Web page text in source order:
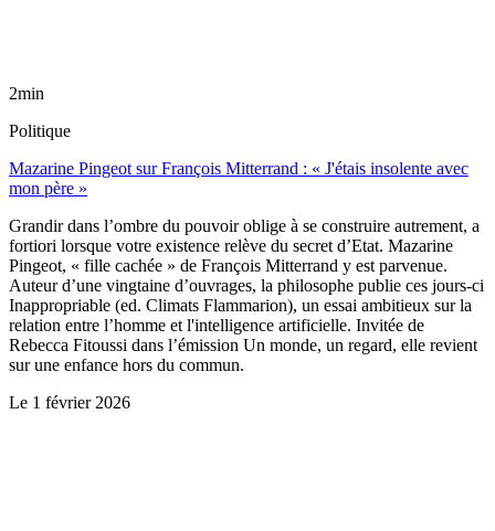
2min
Politique
Mazarine Pingeot sur François Mitterrand : « J'étais insolente avec
mon père »
Grandir dans l’ombre du pouvoir oblige à se construire autrement, a
fortiori lorsque votre existence relève du secret d’Etat. Mazarine
Pingeot, « fille cachée » de François Mitterrand y est parvenue.
Auteur d’une vingtaine d’ouvrages, la philosophe publie ces jours-ci
Inappropriable (ed. Climats Flammarion), un essai ambitieux sur la
relation entre l’homme et l'intelligence artificielle. Invitée de
Rebecca Fitoussi dans l’émission Un monde, un regard, elle revient
sur une enfance hors du commun.
Le 1 février 2026